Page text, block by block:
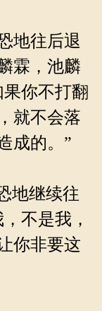
地往后退
霖，池麟
你不打翻
就不会落
成的。”
地继续往
不是我，
你非要这